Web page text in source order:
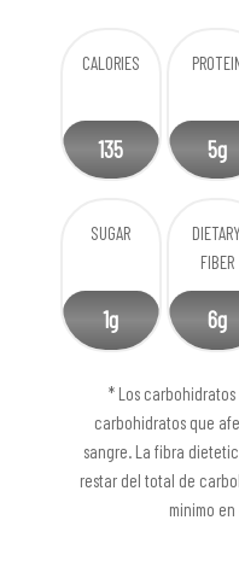
CALORIES
135 5g
SUGAR
1g
DIETARY
FIBER
6g
* Los
carbohidratos que
sangre. La fibra
restar del total de
minimo